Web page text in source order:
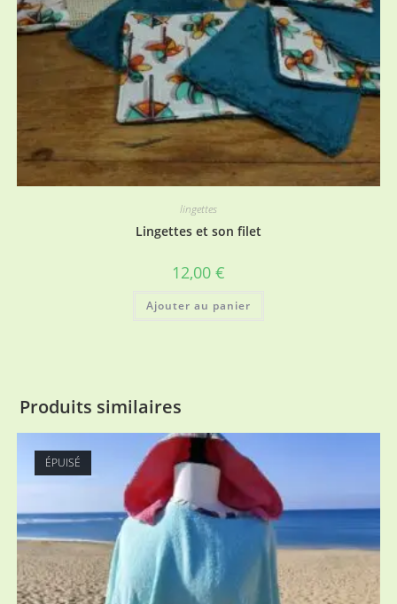
lingettes
Lingettes et son filet
12,00 €
Ajouter au panier
Produits similaires
ÉPUISÉ